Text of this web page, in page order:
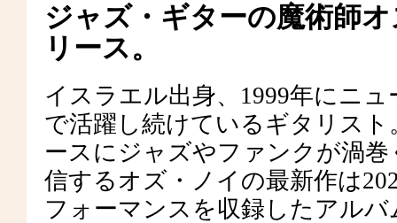
ジャズ・ギターの魔術師
リース。
イスラエル出身、1999年にニ
で活躍し続けているギタリス
ースにジャズやファンクが渦
信するオズ・ノイの最新作は
フォーマンスを収録したアルバ